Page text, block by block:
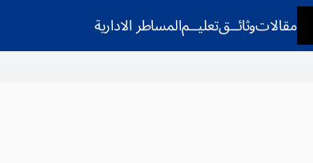
مقالاتوثائــقتعليــمالمساطر الادارية